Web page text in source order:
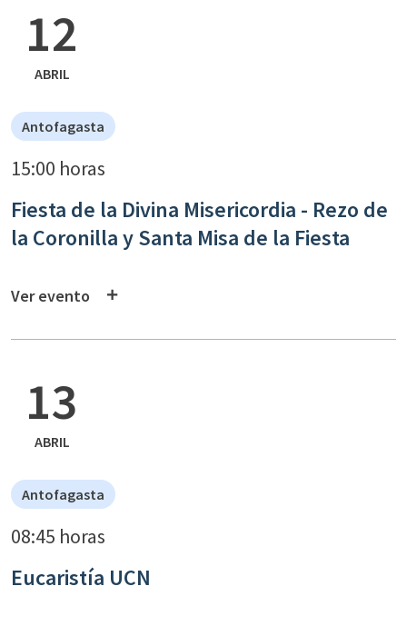
12
ABRIL
Antofagasta
15:00 horas
Fiesta de la Divina Misericordia - Rezo de
la Coronilla y Santa Misa de la Fiesta
Ver evento
13
ABRIL
Antofagasta
08:45 horas
Eucaristía UCN